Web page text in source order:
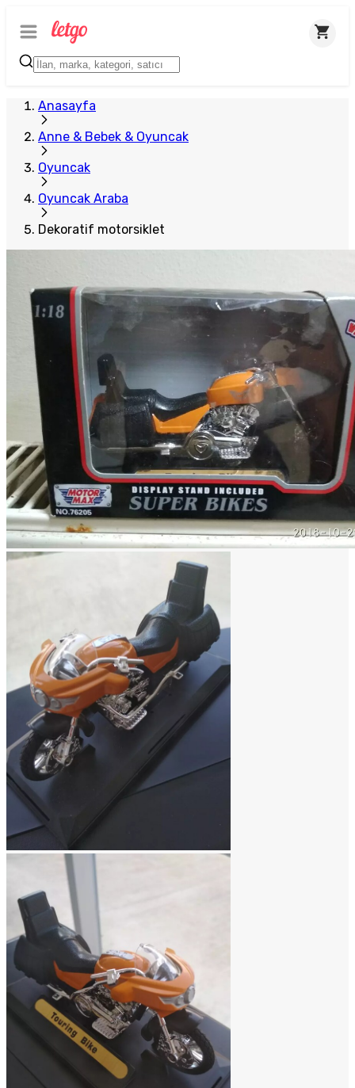
Anasayfa
Anne & Bebek & Oyuncak
Oyuncak
Oyuncak Araba
Dekoratif motorsiklet